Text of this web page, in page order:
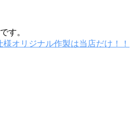
す。
オリジナル作製は当店だけ！！